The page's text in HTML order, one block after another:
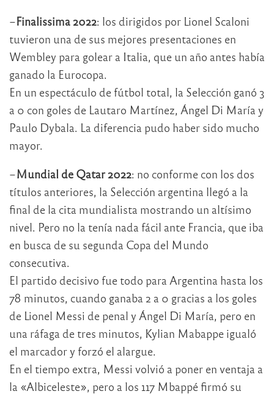
–Finalissima 2022: los dirigidos por Lionel Scaloni
tuvieron una de sus mejores presentaciones en
Wembley para golear a Italia, que un año antes había
ganado la Eurocopa.
En un espectáculo de fútbol total, la Selección ganó 3
a 0 con goles de Lautaro Martínez, Ángel Di María y
Paulo Dybala. La diferencia pudo haber sido mucho
mayor.
–Mundial de Qatar 2022: no conforme con los dos
títulos anteriores, la Selección argentina llegó a la
final de la cita mundialista mostrando un altísimo
nivel. Pero no la tenía nada fácil ante Francia, que iba
en busca de su segunda Copa del Mundo
consecutiva.
El partido decisivo fue todo para Argentina hasta los
78 minutos, cuando ganaba 2 a 0 gracias a los goles
de Lionel Messi de penal y Ángel Di María, pero en
una ráfaga de tres minutos, Kylian Mabappe igualó
el marcador y forzó el alargue.
En el tiempo extra, Messi volvió a poner en ventaja a
la «Albiceleste», pero a los 117 Mbappé firmó su